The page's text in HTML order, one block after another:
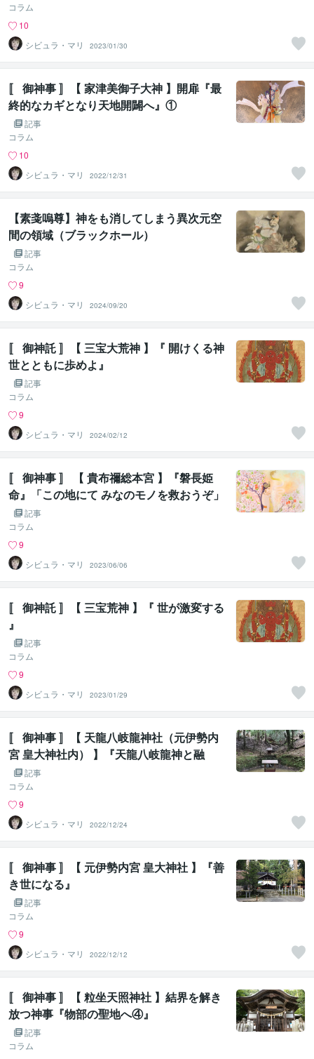
コラム
10
シビュラ・マリ
2023/01/30
〚 御神事 〛【 家津美御子大神 】開扉『最
終的なカギとなり天地開闢へ』①
記事
コラム
10
シビュラ・マリ
2022/12/31
【素戔嗚尊】神をも消してしまう異次元空
間の領域（ブラックホール）
記事
コラム
9
シビュラ・マリ
2024/09/20
〚 御神託 〛【 三宝大荒神 】『 開けくる神
世とともに歩めよ』
記事
コラム
9
シビュラ・マリ
2024/02/12
〚 御神事 〛 【 貴布禰総本宮 】『磐長姫
命』「この地にて みなのモノを救おうぞ」
② 記事
コラム
9
シビュラ・マリ
2023/06/06
〚 御神託 〛【 三宝荒神 】『 世が激変する
』
記事
コラム
9
シビュラ・マリ
2023/01/29
〚 御神事 〛【 天龍八岐龍神社（元伊勢内
宮 皇大神社内） 】『天龍八岐龍神と融
合』記事
コラム
9
シビュラ・マリ
2022/12/24
〚 御神事 〛【 元伊勢内宮 皇大神社 】『善
き世になる』
記事
コラム
9
シビュラ・マリ
2022/12/12
〚 御神事 〛【 粒坐天照神社 】結界を解き
放つ神事『物部の聖地へ④』
記事
コラム